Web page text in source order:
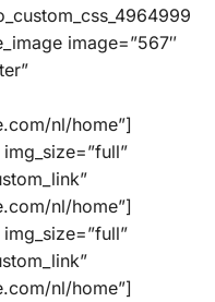
image=”567″
nl/home”]
nl/home”]
nl/home”]